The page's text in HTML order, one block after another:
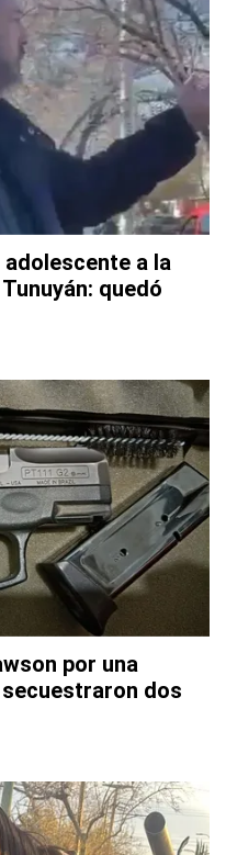
adolescente a la
quedó
por una
dos